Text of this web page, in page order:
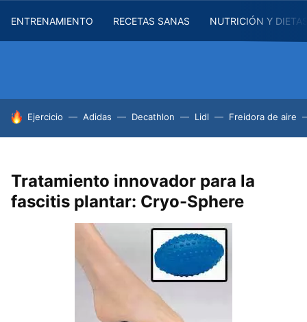
ENTRENAMIENTO RECETAS SANAS NUTRICIÓN Y
HOY SE HABLA DE
Ejercicio Adidas Decathlon Lidl Freidora de aire
Tratamiento innovador para la
fascitis plantar: Cryo-Sphere